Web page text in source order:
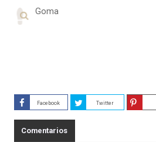
Goma
Facebook Twitter
Comentarios